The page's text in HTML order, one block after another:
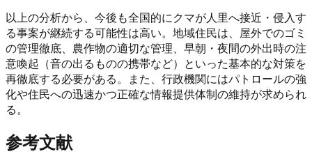
以上の分析から、今後も全国的にクマが人里へ接近・侵入す
る事案が継続する可能性は高い。地域住民は、屋外でのゴミ
の管理徹底、農作物の適切な管理、早朝・夜間の外出時の注
意喚起（音の出るものの携帯など）といった基本的な対策を
再徹底する必要がある。また、行政機関にはパトロールの強
化や住民への迅速かつ正確な情報提供体制の維持が求められ
る。
参考文献